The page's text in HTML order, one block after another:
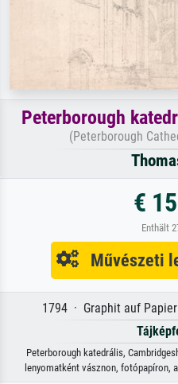
Peterborough
(Peterborough
€
Enthält
Művészeti
1794 · Graphit auf
Peterborough katedrális,
lenyomatként vásznon, fotópapíron,